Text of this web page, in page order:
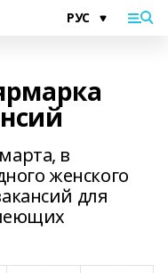
в
женского
для